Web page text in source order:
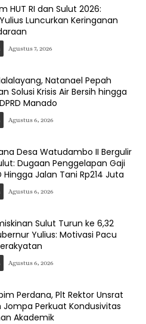
HUT RI dan Sulut 2026:
Luncurkan Keringanan
Agustus 7, 2026
Natanael Pepah
Solusi Krisis Air Bersih hingga
Manado
Agustus 6, 2026
Desa Watudambo II Bergulir
Dugaan Penggelapan Gaji
Hingga Jalan Tani Rp214 Juta
Agustus 6, 2026
Sulut Turun ke 6,32
Yulius: Motivasi Pacu
Agustus 6, 2026
Perdana, Plt Rektor Unsrat
Perkuat Kondusivitas
Akademik